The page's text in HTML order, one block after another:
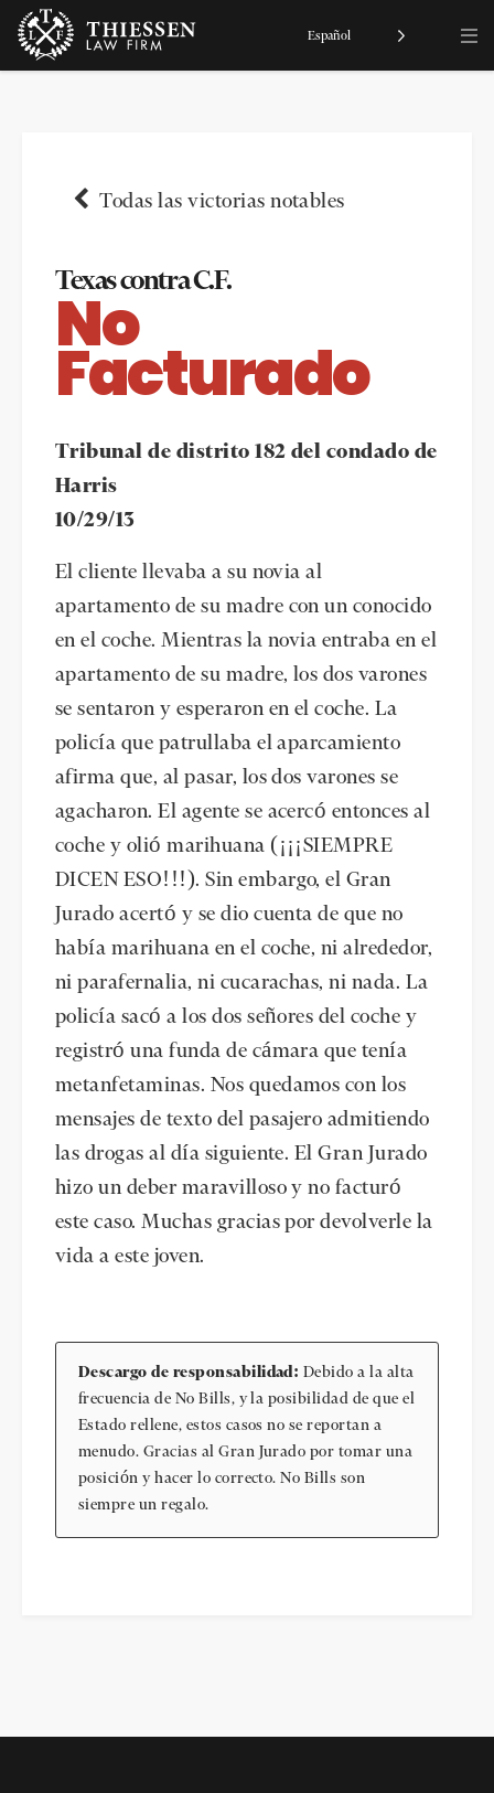
Todas las victorias notables
Texas contra C.F.
No
Facturado
Tribunal de distrito 182 del condado de
Harris
10/29/13
El cliente llevaba a su novia al
apartamento de su madre con un conocido
en el coche. Mientras la novia entraba en el
apartamento de su madre, los dos varones
se sentaron y esperaron en el coche. La
policía que patrullaba el aparcamiento
afirma que, al pasar, los dos varones se
agacharon. El agente se acercó entonces al
coche y olió marihuana (¡¡¡SIEMPRE
DICEN ESO!!!). Sin embargo, el Gran
Jurado acertó y se dio cuenta de que no
había marihuana en el coche, ni alrededor,
ni parafernalia, ni cucarachas, ni nada. La
policía sacó a los dos señores del coche y
registró una funda de cámara que tenía
metanfetaminas. Nos quedamos con los
mensajes de texto del pasajero admitiendo
las drogas al día siguiente. El Gran Jurado
hizo un deber maravilloso y no facturó
este caso. Muchas gracias por devolverle la
vida a este joven.
Descargo de responsabilidad: Debido a la alta
frecuencia de No Bills, y la posibilidad de que el
Estado rellene, estos casos no se reportan a
menudo. Gracias al Gran Jurado por tomar una
posición y hacer lo correcto. No Bills son
siempre un regalo.
Español